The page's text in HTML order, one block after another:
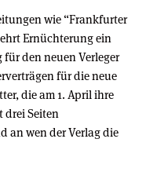
wie “Frankfurter
Ernüchterung ein
den neuen Verleger
für die neue
die am 1. April ihre
drei Seiten
an wen der Verlag die